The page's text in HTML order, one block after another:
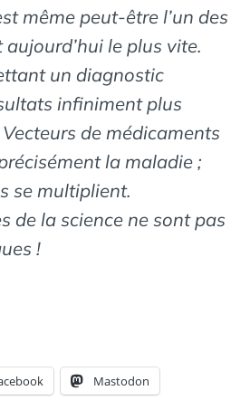
même peut-être l’un des
le plus vite.
un diagnostic
infiniment plus
de médicaments
la maladie ;
se multiplient.
de la science ne sont pas
!
Mastodon